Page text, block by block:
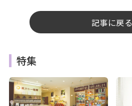
記事に戻る
特集